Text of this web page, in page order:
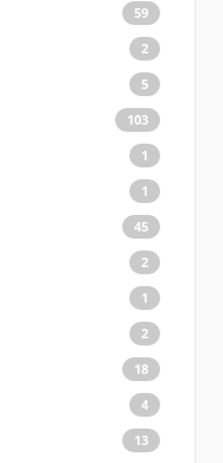
59
2
5
103
1
1
45
2
1
2
18
4
13